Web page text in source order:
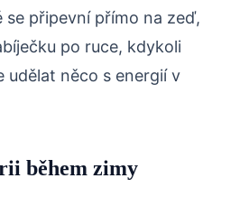
se připevní přímo na zeď,
po ruce, kdykoli
udělat něco s energií v
během zimy